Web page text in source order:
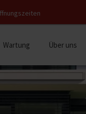
Wartung Über uns